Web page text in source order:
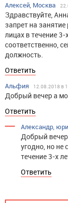
Алексей, Москва
Здравствуйте,
запрет на
лицах в течение
соответственно,
должность.
Ответить
Альфия 12.08.2018 в
Добрый вечер а
Ответить
Александр,
Добрый
угодно, но
течение 3-х
Ответить